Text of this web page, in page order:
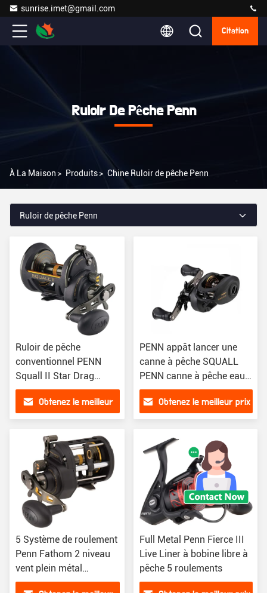
sunrise.imet@gmail.com
Citation
Ruloir De Pêche Penn
À La Maison > Produits> Chine Ruloir de pêche Penn
Ruloir de pêche Penn
Ruloir de pêche
conventionnel PENN
Squall II Star Drag
Ruloir de pêche
Obtenez le meilleur
PENN appât lancer une
canne à pêche SQUALL
PENN canne à pêche eau
salée bobine de pêche
Obtenez le meilleur prix
5 Système de roulement
Penn Fathom 2 niveau
vent plein métal
5.5Réduction de l'effort
Full Metal Penn Fierce III
Live Liner à bobine libre à
pêche 5 roulements